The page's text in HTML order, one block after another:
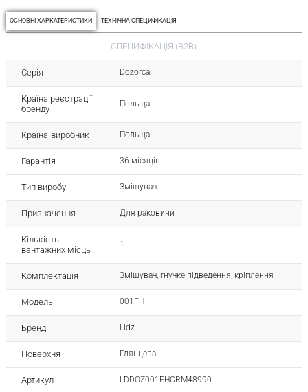
ОСНОВНІ ХАРКАТЕРИСТИКИ ТЕХНІЧНА СПЕЦИФІКАЦІЯ
СПЕЦИФІКАЦІЯ (B2B)
Серія Dozorca
Країна реєстрації
бренду
Польща
Країна-виробник Польща
Гарантія 36 місяців
Тип виробу Змішувач
Призначення Для раковини
Кількість
вантажних місць
1
Комплектація Змішувач, гнучке підведення, кріплення
Модель 001FH
Бренд Lidz
Поверхня Глянцева
Артикул LDDOZ001FHCRM48990